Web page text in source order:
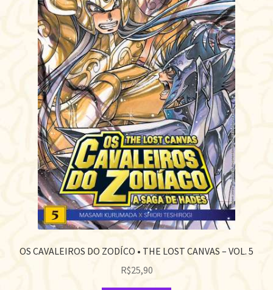
OS CAVALEIROS DO ZODÍCO • THE LOST CANVAS – VOL. 5
R$25,90